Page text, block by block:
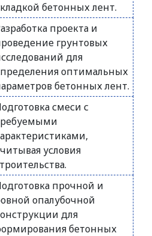
бетонных лент.
проекта и
грунтовых
для
оптимальных
бетонных лент.
смеси с
условия
прочной и
опалубочной
для
бетонных